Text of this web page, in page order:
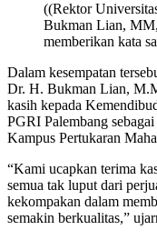
((Rektor
Bukman Lian,
memberikan kata
Dalam kesempatan
Dr. H. Bukman Lian,
kasih kepada
PGRI Palembang
Kampus Pertukaran
“Kami ucapkan terima
semua tak luput dari
kekompakan dalam
semakin berkualitas,”